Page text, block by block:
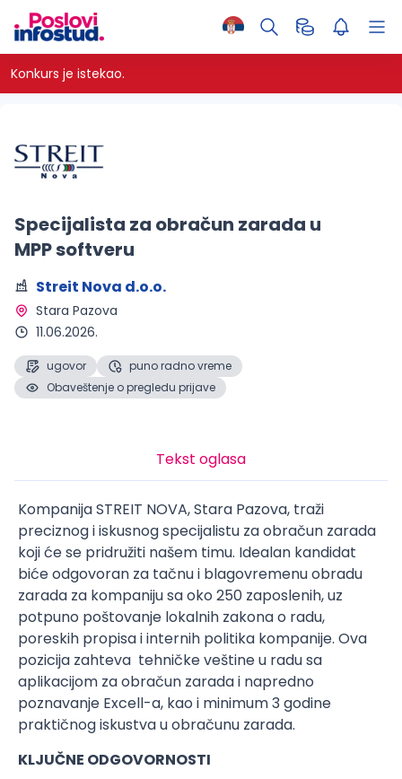
Konkurs je istekao.
Specijalista za obračun zarada u
MPP softveru
Streit Nova d.o.o.
Stara Pazova
11.06.2026.
ugovor
puno radno vreme
Obaveštenje o pregledu prijave
Tekst oglasa
Kompanija STREIT NOVA, Stara Pazova, traži
preciznog i iskusnog specijalistu za obračun zarada
koji će se pridružiti našem timu. Idealan kandidat
biće odgovoran za tačnu i blagovremenu obradu
zarada za kompaniju sa oko 250 zaposlenih, uz
potpuno poštovanje lokalnih zakona o radu,
poreskih propisa i internih politika kompanije. Ova
pozicija zahteva tehničke veštine u radu sa
aplikacijom za obračun zarada i napredno
poznavanje Excell-a, kao i minimum 3 godine
praktičnog iskustva u obračunu zarada.
KLJUČNE ODGOVORNOSTI